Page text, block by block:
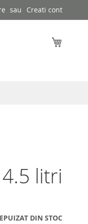
Creati cont
litri
EPUIZAT DIN STOC